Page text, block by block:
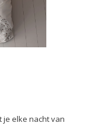
je elke nacht van